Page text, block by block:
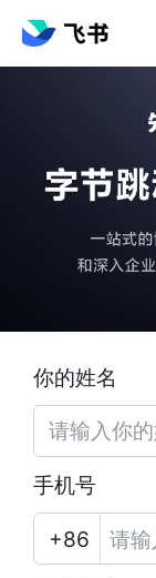
你的姓名
手机号